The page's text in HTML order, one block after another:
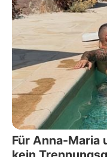
Für Anna-Maria